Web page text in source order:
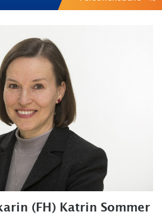
(FH) Katrin Sommer